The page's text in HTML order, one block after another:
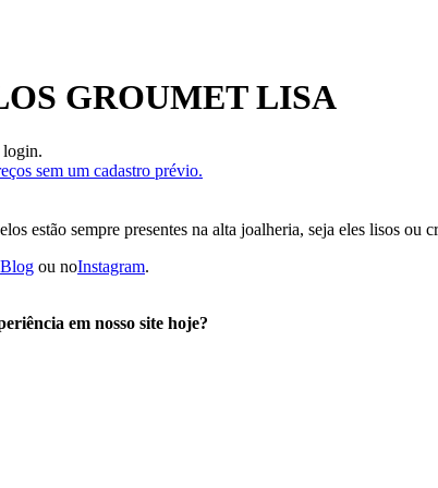
GROUMET LISA
login.
sem um cadastro prévio.
estão sempre presentes na alta joalheria, seja eles lisos
Blog ou noInstagram.
em nosso site hoje?